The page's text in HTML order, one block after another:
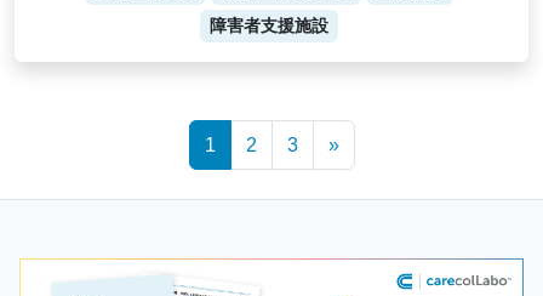
障害者支援施設
1 2 3 »